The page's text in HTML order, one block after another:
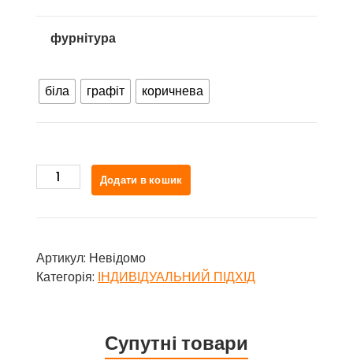
фурнітура
біла графіт коричнева
Eden
st
Додати в кошик
Артикул: Невідомо
Категорія: ІНДИВІДУАЛЬНИЙ ПІДХІД
Супутні товари